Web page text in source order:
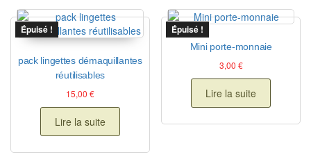
Épuisé !
pack lingettes démaquillantes
réutilisables
15,00 €
Lire la suite
Épuisé !
Mini porte-monnaie
3,00 €
Lire la suite